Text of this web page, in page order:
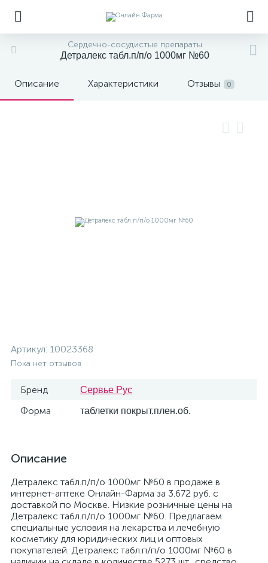
Сердечно-сосудистые препараты
Детралекс табл.п/п/о 1000мг №60
Описание Характеристики Отзывы 0
Артикул: 10023368
Пока нет отзывов
Бренд Сервье Рус
Форма таблетки покрыт.плен.об.
Описание
Детралекс табл.п/п/о 1000мг №60 в продаже в
интернет-аптеке Онлайн-Фарма за 3.672 руб. с
доставкой по Москве. Низкие розничные цены на
Детралекс табл.п/п/о 1000мг №60. Предлагаем
специальные условия на лекарства и лечебную
косметику для юридических лиц и оптовых
покупателей. Детралекс табл.п/п/о 1000мг №60 в